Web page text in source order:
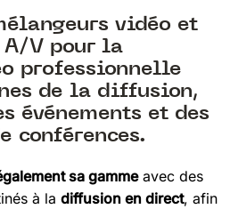
vidéo et
V pour la
professionnelle
de la diffusion,
événements et des
conférences.
sa gammeavec des
à la diffusion en direct, afin